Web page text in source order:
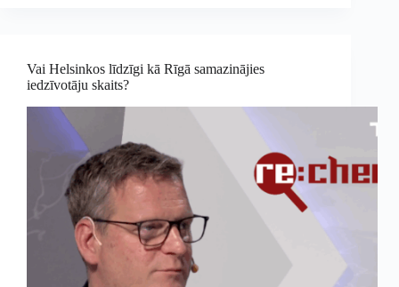
Vai Helsinkos līdzīgi kā Rīgā samazinājies
iedzīvotāju skaits?